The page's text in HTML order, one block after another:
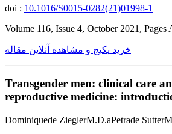
doi : 10.1016/S0015-0282(21)01998-1
Volume 116, Issue 4, October 2021, Pages
خرید پکیج و مشاهده آنلاین مقاله
Transgender men: clinical care
reproductive medicine:
Dominiquede ZieglerM.D.aPetrade